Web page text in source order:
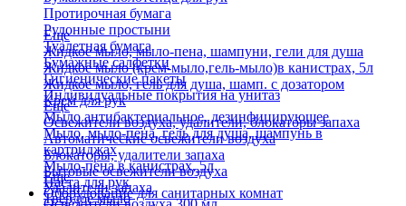
Протирочная бумага
Рулонные простыни
Туалетная бумага
Бумажные салфетки
Гигиенические пакеты
Индивидуальные покрытия на унитаз
Еще
Жидкое мыло, мыло-пена, шампуни, гели для душа
Жидкое мыло (крем-мыло,гель-мыло)в канистрах, 5л
Жидкое мыло, гель для душа, шамп. с дозатором
Крем для рук
Мыло антибактериальное, дезинфицирующее
Мыло, мыло-пена, гель для душа, шампунь в
картриджах
Мыло-пена в канистрах, 5л
Паста для рук
Твердое мыло
Еще
Освежители воздуха, удалители, блокаторы запаха
Автоматические освежители воздуха
Блокаторы, удалители запаха
Бытовые освежители воздуха
Удалители запаха
Еще
Оборудование для санитарных комнат